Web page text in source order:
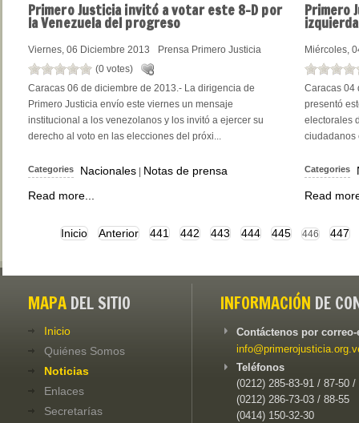
PrimeroJusticia invitó a votar este 8-D por
la Venezuela del progreso
Viernes, 06 Diciembre 2013
Prensa Primero Justicia
(0 votes)
Caracas 06 de diciembre de 2013.- La dirigencia de
Primero Justicia envío este viernes un mensaje
institucional a los venezolanos y los invitó a ejercer su
derecho al voto en las elecciones del próxi...
Categories Nacionales | Notas de prensa
Read more...
Primero
Miércoles,
Caracas 04
presentó
electorales
ciudadanos
Categories
Read
Inicio Anterior 441 442 443 444 445 446 447
MAPA DEL SITIO
Inicio
Quiénes Somos
Noticias
Enlaces
Secretarías
INFORMACIÓN DE
Contáctenos por
Teléfonos
(0212) 285-83-91 / 87-50 /
(0212) 286-73-03 / 88-55
(0414) 150-32-30